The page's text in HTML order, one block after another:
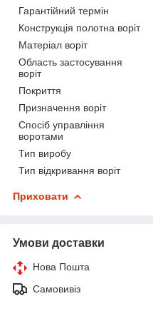
Гарантійний термін
Конструкція полотна воріт
Матеріал воріт
Область застосування
воріт
Покриття
Призначення воріт
Спосіб управління
воротами
Тип виробу
Тип відкривання воріт
Приховати
Умови доставки
Нова Пошта
Самовивіз